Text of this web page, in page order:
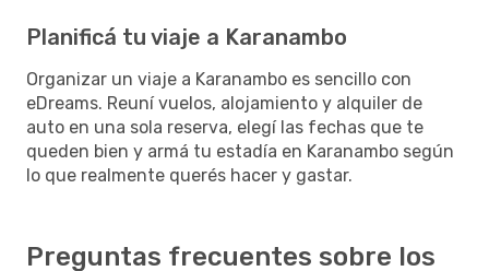
Planificá tu viaje a Karanambo
Organizar un viaje a Karanambo es sencillo con
eDreams. Reuní vuelos, alojamiento y alquiler de
auto en una sola reserva, elegí las fechas que te
queden bien y armá tu estadía en Karanambo según
lo que realmente querés hacer y gastar.
Preguntas frecuentes sobre los